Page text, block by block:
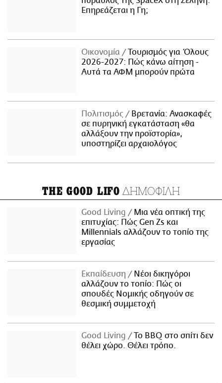
Επηρεάζεται η Γη;
Οικονομία
Τουρισμός για Όλους
2026-2027: Πώς κάνω αίτηση -
Αυτά τα ΑΦΜ μπορούν πρώτα
Πολιτισμός
Βρετανία: Ανασκαφές
σε πυρηνική εγκατάσταση «θα
αλλάξουν την προϊστορία»,
υποστηρίζει αρχαιολόγος
THE GOOD LIFO ΔΗΜΟΦΙΛΗ
Good Living
Μια νέα οπτική της
επιτυχίας: Πώς Gen Zs και
Millennials αλλάζουν το τοπίο της
εργασίας
Εκπαίδευση
Νέοι δικηγόροι
αλλάζουν το τοπίο: Πώς οι
σπουδές Νομικής οδηγούν σε
θεσμική συμμετοχή
Good Living
Το BBQ στο σπίτι δεν
θέλει χώρο. Θέλει τρόπο.